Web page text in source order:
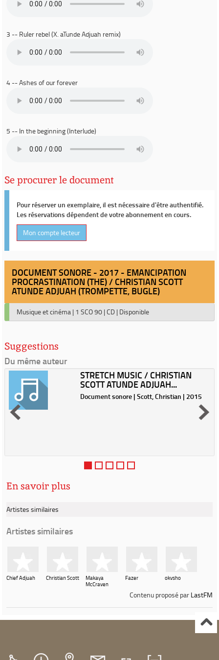
3 -- Ruler rebel (X. aTunde Adjuah remix)
4 -- Ashes of our forever
5 -- In the beginning (Interlude)
Se procurer le document
Pour réserver un exemplaire, il est nécessaire d'être authentifié.
Les réservations dépendent de votre abonnement en cours.
Mon compte lecteur
DOCUMENT SONORE - 2017 - EMANCIPATION
PROCRASTINATION (THE) / CHRISTIAN SCOTT
ATUNDE ADJUAH (TROMPETTE, BUGLE)
Musique et cinéma | 1 SCO 90 | CD | Disponible
Suggestions
Du même auteur
STRETCH MUSIC / CHRISTIAN
SCOTT ATUNDE ADJUAH...
Document sonore | Scott, Christian | 2015
En savoir plus
Artistes similaires
Artistes similaires
Chief Adjuah Christian Scott
Makaya
McCraven
Fazer okvsho
Contenu proposé par LastFM